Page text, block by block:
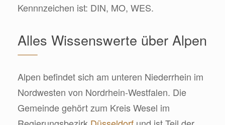
Kennnzeichen ist: DIN, MO, WES.
Alles Wissenswerte über Alpen
Alpen befindet sich am unteren Niederrhein im
Nordwesten von Nordrhein-Westfalen. Die
Gemeinde gehört zum Kreis Wesel im